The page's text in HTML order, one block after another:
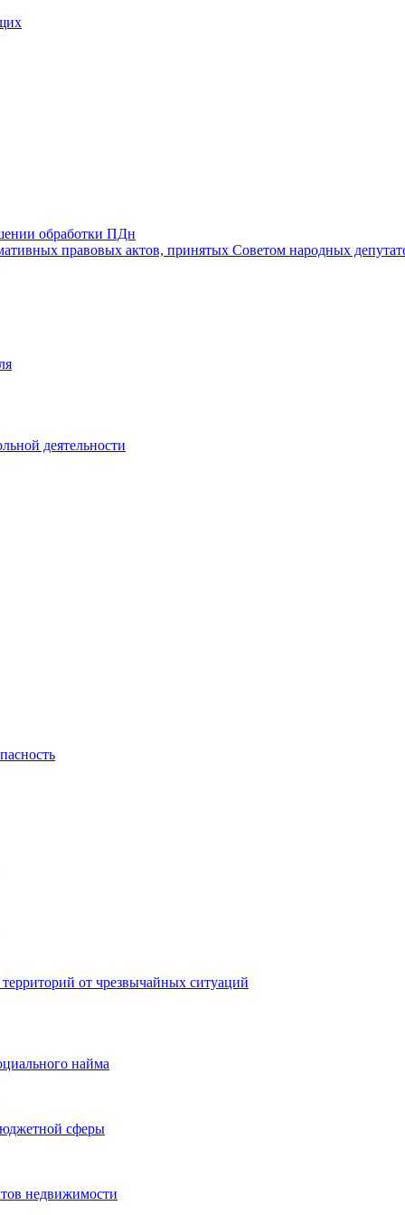
обработки ПДн
правовых актов, принятых Советом народных
деятельности
от чрезвычайных ситуаций
найма
сферы
недвижимости